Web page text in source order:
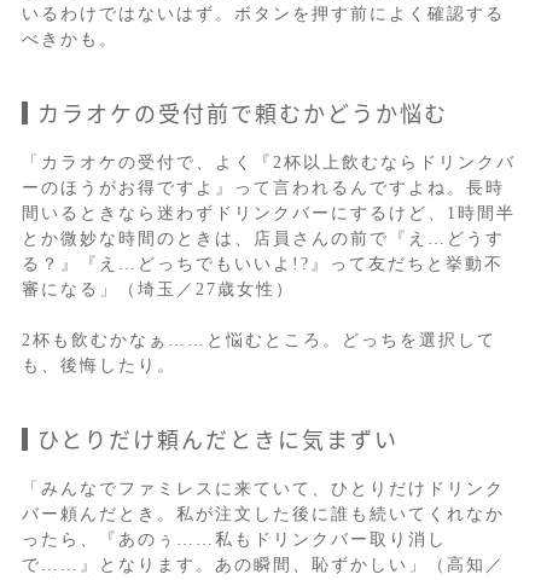
いるわけではないはず。ボタンを押す前によく確認する
べきかも。
カラオケの受付前で頼むかどうか悩む
「カラオケの受付で、よく『2杯以上飲むならドリンクバ
ーのほうがお得ですよ』って言われるんですよね。長時
間いるときなら迷わずドリンクバーにするけど、1時間半
とか微妙な時間のときは、店員さんの前で『え…どうす
る？』『え…どっちでもいいよ!?』って友だちと挙動不
審になる」（埼玉／27歳女性）
2杯も飲むかなぁ……と悩むところ。どっちを選択して
も、後悔したり。
ひとりだけ頼んだときに気まずい
「みんなでファミレスに来ていて、ひとりだけドリンク
バー頼んだとき。私が注文した後に誰も続いてくれなか
ったら、『あのぅ……私もドリンクバー取り消し
で……』となります。あの瞬間、恥ずかしい」（高知／